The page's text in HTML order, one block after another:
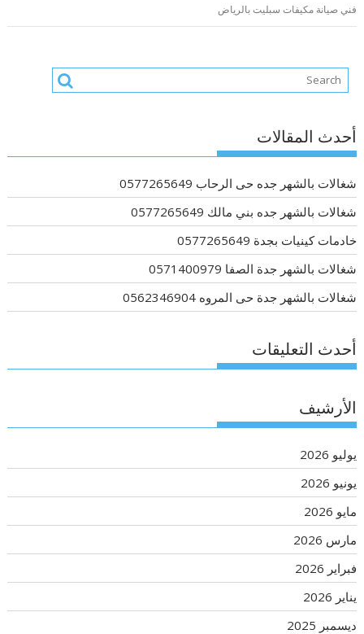
فني صيانة مكيفات سبليت بالرياض
أحدث المقالات
شغالات بالشهر جده حى الرحاب 0577265649
شغالات بالشهر جده بني مالك 0577265649
خادمات كينيات بجدة 0577265649
شغالات بالشهر جدة الصفا 0571400979
شغالات بالشهر جدة حى المروه 0562346904
أحدث التعليقات
الأرشيف
يوليو 2026
يونيو 2026
مايو 2026
مارس 2026
فبراير 2026
يناير 2026
ديسمبر 2025